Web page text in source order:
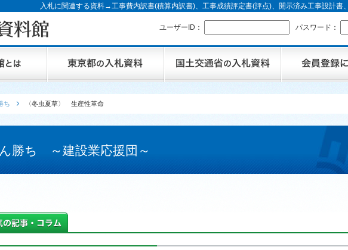
入札に関連する資料→工事費内訳書(積算内訳書)、工事成績評定書(評点)、開示済み工事設計書
ユーザーID：
パスワード：
ち 〈冬虫夏草〉 生産性革命
勝ち ～建設業応援団～